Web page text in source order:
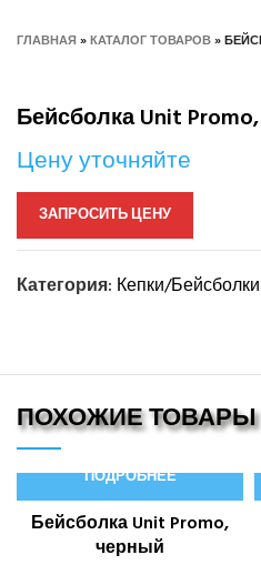
ГЛАВНАЯ»КАТАЛОГ ТОВАРОВ»
Бейсболка Unit
Цену уточняйте
ЗАПРОСИТЬ ЦЕНУ
Категория: Кепки/Бейсболки
ПОХОЖИЕ ТОВАРЫ
ПОДРОБНЕЕ
Бейсболка Unit Promo,
черный